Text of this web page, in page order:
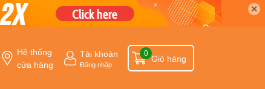
✕
Hệ thống
cửa hàng
Tài khoản
Đăng nhập
Giỏ hàng
0